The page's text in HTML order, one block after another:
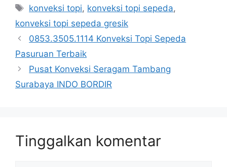
Tag
konveksi topi, konveksi topi sepeda,
konveksi topi sepeda gresik
0853.3505.1114 Konveksi Topi Sepeda
Pasuruan Terbaik
Pusat Konveksi Seragam Tambang
Surabaya INDO BORDIR
Tinggalkan komentar